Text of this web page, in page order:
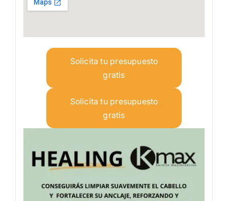
Solicita tu presupuesto
gratis
Solicita tu presupuesto
gratis